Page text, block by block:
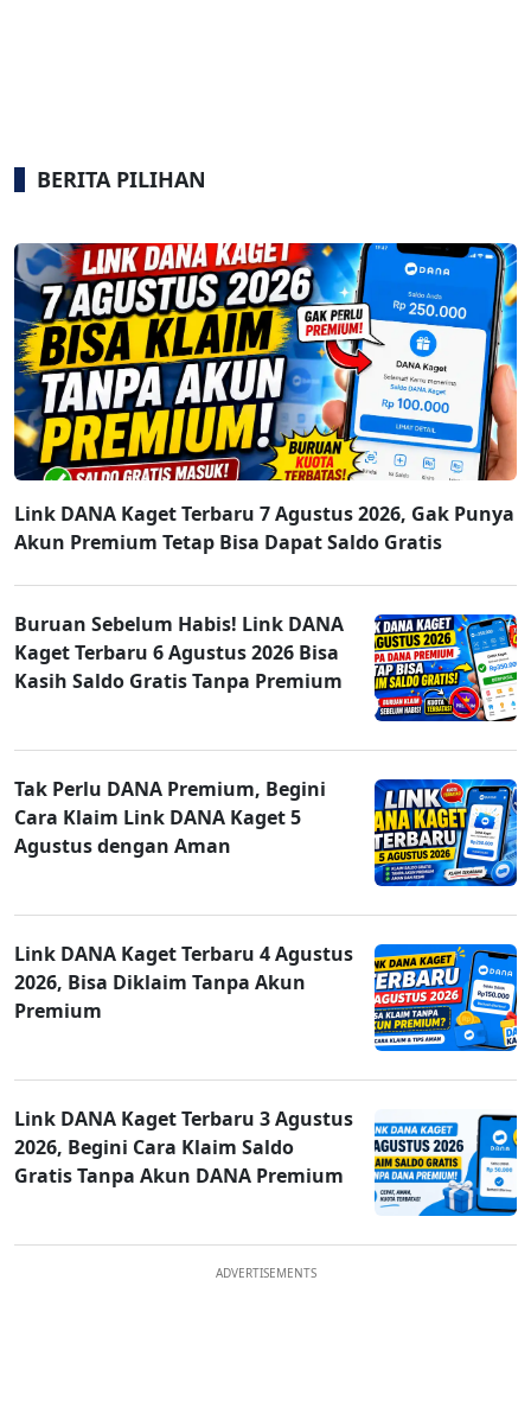
BERITA PILIHAN
Link DANA Kaget Terbaru 7 Agustus 2026, Gak Punya
Akun Premium Tetap Bisa Dapat Saldo Gratis
Buruan Sebelum Habis! Link DANA
Kaget Terbaru 6 Agustus 2026 Bisa
Kasih Saldo Gratis Tanpa Premium
Tak Perlu DANA Premium, Begini
Cara Klaim Link DANA Kaget 5
Agustus dengan Aman
Link DANA Kaget Terbaru 4 Agustus
2026, Bisa Diklaim Tanpa Akun
Premium
Link DANA Kaget Terbaru 3 Agustus
2026, Begini Cara Klaim Saldo
Gratis Tanpa Akun DANA Premium
ADVERTISEMENTS